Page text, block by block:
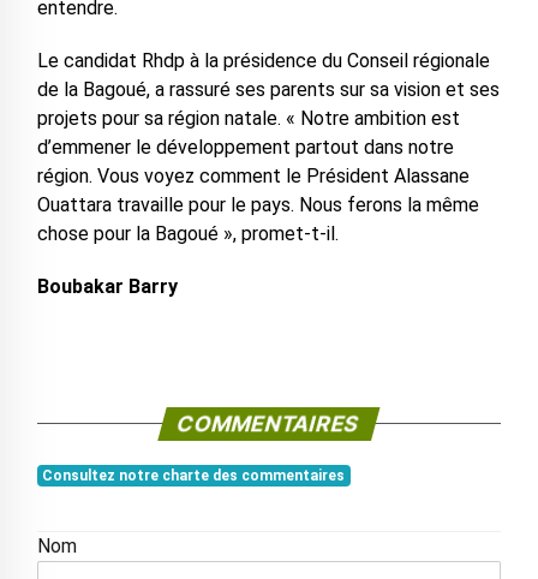
entendre.
Le candidat Rhdp à la présidence du Conseil régionale
de la Bagoué, a rassuré ses parents sur sa vision et ses
projets pour sa région natale. « Notre ambition est
d’emmener le développement partout dans notre
région. Vous voyez comment le Président Alassane
Ouattara travaille pour le pays. Nous ferons la même
chose pour la Bagoué », promet-t-il.
Boubakar Barry
COMMENTAIRES
Consultez notre charte des commentaires
Nom